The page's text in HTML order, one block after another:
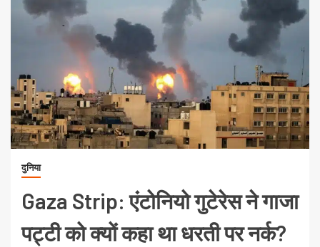
दुनिया
Gaza Strip: एंटोनियो गुटेरेस ने गाजा
पट्टी को क्यों कहा था धरती पर नर्क?